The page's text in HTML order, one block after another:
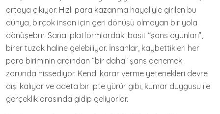
ortaya çıkıyor. Hızlı para kazanma hayaliyle girilen bu
dünya, birçok insan için geri dönüşü olmayan bir yola
dönüşebilir. Sanal platformlardaki basit “şans oyunları”,
birer tuzak haline gelebiliyor. İnsanlar, kaybettikleri her
para biriminin ardından “bir daha” şans denemek
zorunda hissediyor. Kendi karar verme yetenekleri devre
dışı kalıyor ve adeta bir ipte yürür gibi, kumar duygusu ile
gerçeklik arasında gidip geliyorlar.